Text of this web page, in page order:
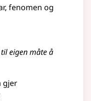
fenomen og
eigen måte å
gjer